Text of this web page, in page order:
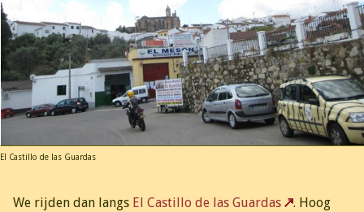
El Castillo de las Guardas
We rijden dan langs El Castillo de las Guardas
. Hoog